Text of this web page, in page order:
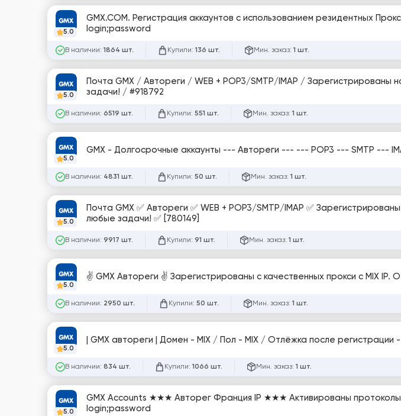
5.0
GMX.COM. Регистрация аккаунтов с использованием резидентных
login;password
В наличии: 1864 шт. Купили: 136 шт. Мин. заказ: 1 шт.
5.0
Почта GMX / Автореги / WEB + POP3/SMTP/IMAP / Зарегистрированы на EU IP / Трастовые
задачи! / #918792
В наличии: 6519 шт. Купили: 551 шт. Мин. заказ: 1 шт.
5.0
В наличии: 4831 шт. Купили: 50 шт. Мин. заказ: 1 шт.
5.0
Почта GMX ✅ Автореги ✅ WEB + POP3/SMTP/IMAP ✅
любые задачи! ✅ [780149]
В наличии: 9917 шт. Купили: 91 шт. Мин. заказ: 1 шт.
5.0
✌️ GMX Автореги ✌️ Зарегистрированы с качественных прокси с
В наличии: 2950 шт. Купили: 50 шт. Мин. заказ: 1 шт.
5.0
| GMX автореги | Домен - MIX / Пол - MIX / Отлёжка после регистрации -
В наличии: 834 шт. Купили: 1066 шт. Мин. заказ: 1 шт.
5.0
GMX Accounts ★★★ Авторег Франция IP ★★★ Активированы
login;password